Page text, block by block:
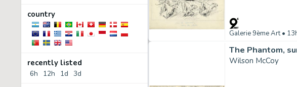
country
recently listed
6h 12h 1d 3d
Galerie 9ème Art•
The Phantom,
Wilson McCoy